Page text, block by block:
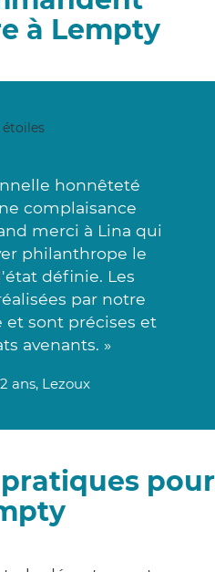
à Lempty
honnêteté
complaisance
merci à Lina qui
philanthrope le
définie. Les
par notre
sont précises et
avenants. »
ans, Lezoux
pour